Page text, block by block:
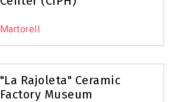
Martorell
"La Rajoleta" Ceramic
Factory Museum